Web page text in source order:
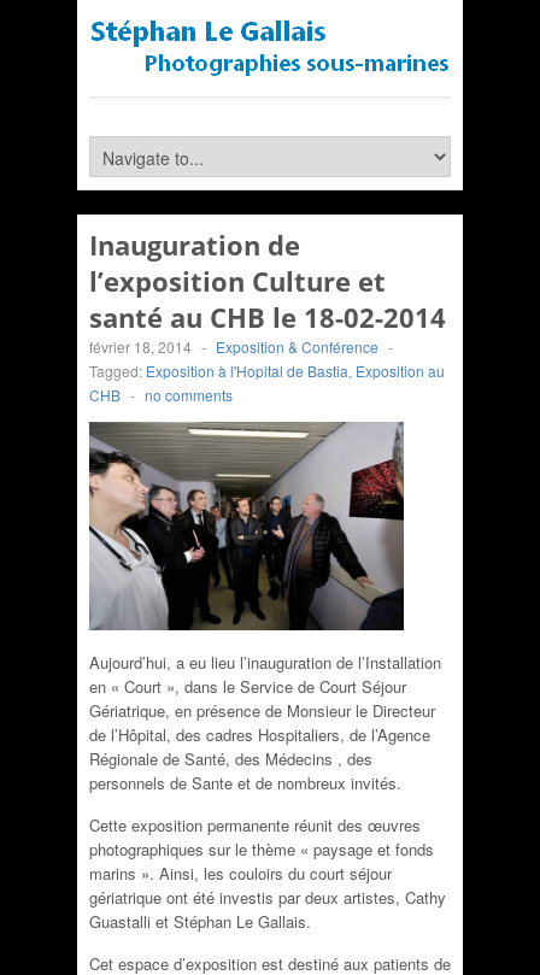
Inauguration de
l’exposition Culture et
santé au CHB le 18-02-2014
février 18, 2014 - Exposition & Conférence -
Tagged: Exposition à l'Hopital de Bastia, Exposition au
CHB - no comments
Aujourd’hui, a eu lieu l’inauguration de l’Installation
en « Court », dans le Service de Court Séjour
Gériatrique, en présence de Monsieur le Directeur
de l’Hôpital, des cadres Hospitaliers, de l’Agence
Régionale de Santé, des Médecins , des
personnels de Sante et de nombreux invités.
Cette exposition permanente réunit des œuvres
photographiques sur le thème « paysage et fonds
marins ». Ainsi, les couloirs du court séjour
gériatrique ont été investis par deux artistes, Cathy
Guastalli et Stéphan Le Gallais.
Cet espace d’exposition est destiné aux patients de